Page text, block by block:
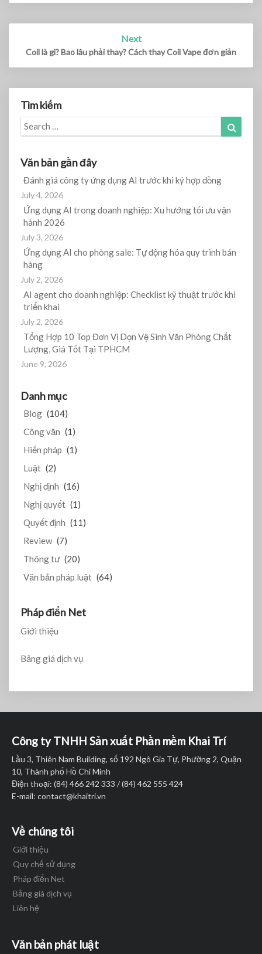
Next
Coil là gì? Bao lâu phải thay? Cách thay Coil Vape đơn giản
Tìm kiếm
Search
for:
Văn bản gần đây
Đánh giá công ty ứng dụng AI trước khi ký hợp đồng
July 4, 2026
Ứng dụng AI trong doanh nghiệp: Xu hướng tối ưu vận
hành 2026
July 3, 2026
Ứng dụng AI cho phòng sale: Tự động hóa quy trình bán
hàng
July 2, 2026
AI agent cho doanh nghiệp: Checklist kỹ thuật trước khi
triển khai
July 2, 2026
Tổng Hợp 10 Top Đơn Vị Dọn Vệ Sinh Văn Phòng Chất
Lượng, Giá Tốt Tại TPHCM
June 9, 2026
Danh mục
Blog (104)
Công văn (1)
Hiến pháp (1)
Luật (2)
Nghị định (16)
Nghị quyết (1)
Quyết định (11)
Review (7)
Thông tư (20)
Văn bản pháp luật (64)
Pháp điển Net
Giới thiệu
Bảng giá dịch vụ
Công ty TNHH Sản xuất Phần mềm Khai Trí
Lầu 3, Thiên Nam Building, số 192 Ngô Gia Tự, Phường 2, Quận
10, Thành phố Hồ Chí Minh
Điện thoại: (84) 466 242 333 / (84) 462 555 424
E-mail: contact@khaitri.vn
Về chúng tôi
Giới thiệu
Quy chế sử dụng
Pháp điển Net
Bảng giá dịch vụ
Liên hệ
Văn bản phát luật